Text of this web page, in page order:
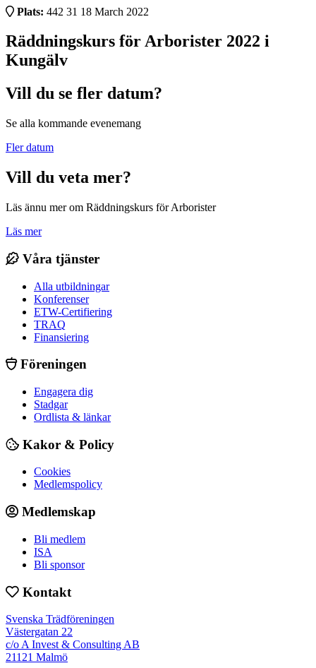
Plats: 442 31 18 March 2022
Räddningskurs för Arborister 2022 i
Kungälv
Vill du se fler datum?
Se alla kommande evenemang
Fler datum
Vill du veta mer?
Läs ännu mer om Räddningskurs för Arborister
Läs mer
Våra tjänster
Alla utbildningar
Konferenser
ETW-Certifiering
TRAQ
Finansiering
Föreningen
Engagera dig
Stadgar
Ordlista & länkar
Kakor & Policy
Cookies
Medlemspolicy
Medlemskap
Bli medlem
ISA
Bli sponsor
Kontakt
Svenska Trädföreningen
Västergatan 22
c/o A Invest & Consulting AB
21121 Malmö